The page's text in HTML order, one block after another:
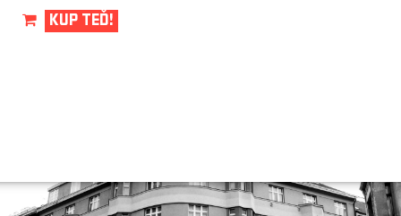
KUP TEĎ!